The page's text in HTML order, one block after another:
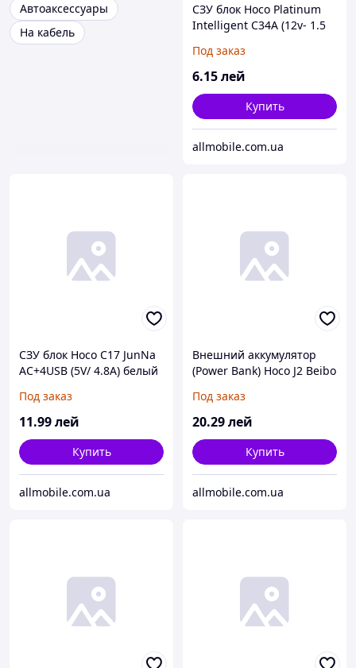
Автоаксессуары
На кабель
СЗУ блок Hoco Platinum
Intelligent C34A (12v- 1.5
Под заказ
6.15лей
Купить
allmobile.com.ua
СЗУ блок Hoco C17 JunNa
AC+4USB (5V/ 4.8A) белый
Под заказ
11.99лей
Купить
allmobile.com.ua
Внешний аккумулятор
(Power Bank) Hoco J2 Beibo
(чёрный)
Под заказ
20.29лей
Купить
allmobile.com.ua